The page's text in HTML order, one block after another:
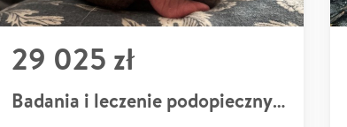
29 025 zł
Badania i leczenie podopiecznych